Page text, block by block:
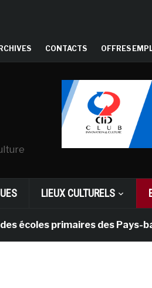
CONTACTS OFFRES
LIEUX CULTURELS
primaires des Pays-bas